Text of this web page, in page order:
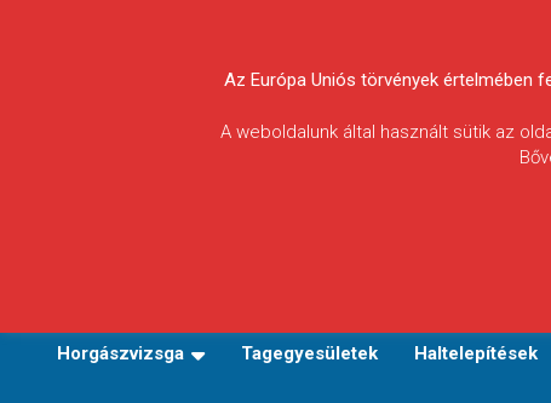
Körösvidéki Horgász
Egyesületek
Horgászvizsga Tagegyesületek Haltelepítések
Az Európa Uniós törvények értelmében
A weboldalunk által használt sütik az